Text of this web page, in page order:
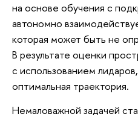
на основе обучения с
автономно
которая может быть не
В результате оценки
с использованием
оптимальная траектория.
Немаловажной задачей